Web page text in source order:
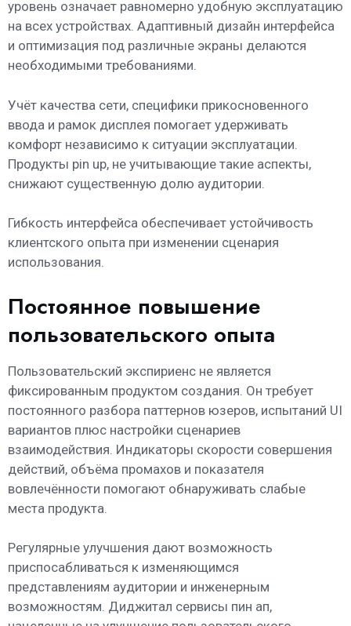
уровень означает равномерно удобную эксплуатацию
на всех устройствах. Адаптивный дизайн интерфейса
и оптимизация под различные экраны делаются
необходимыми требованиями.
Учёт качества сети, специфики прикосновенного
ввода и рамок дисплея помогает удерживать
комфорт независимо к ситуации эксплуатации.
Продукты pin up, не учитывающие такие аспекты,
снижают существенную долю аудитории.
Гибкость интерфейса обеспечивает устойчивость
клиентского опыта при изменении сценария
использования.
Постоянное повышение
пользовательского опыта
Пользовательский экспириенс не является
фиксированным продуктом создания. Он требует
постоянного разбора паттернов юзеров, испытаний UI
вариантов плюс настройки сценариев
взаимодействия. Индикаторы скорости совершения
действий, объёма промахов и показателя
вовлечённости помогают обнаруживать слабые
места продукта.
Регулярные улучшения дают возможность
приспосабливаться к изменяющимся
представлениям аудитории и инженерным
возможностям. Диджитал сервисы пин ап,